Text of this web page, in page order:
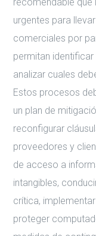
urgentes para
comerciales por
permitan
analizar cuales
Estos procesos
un plan de
reconfigurar
proveedores y
de acceso a
intangibles,
crítica,
proteger